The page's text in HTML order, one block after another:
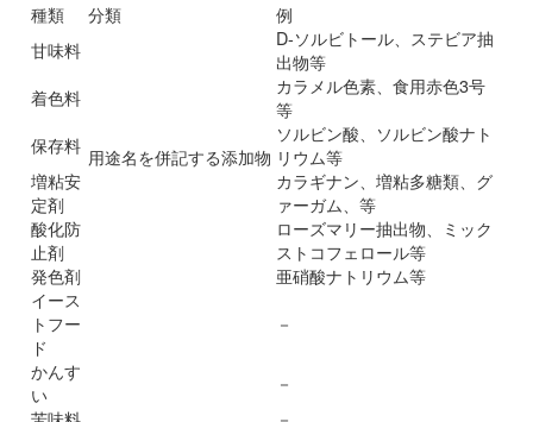
種類 分類
例
甘味料
用途名を併記する添加物
D-ソルビトール、ステビア抽
出物等
着色料
カラメル色素、食用赤色3号
等
保存料
ソルビン酸、ソルビン酸ナト
リウム等
増粘安
定剤
カラギナン、増粘多糖類、グ
ァーガム、等
酸化防
止剤
ローズマリー抽出物、ミック
ストコフェロール等
発色剤
亜硝酸ナトリウム等
イース
トフー
ド
－
かんす
い
－